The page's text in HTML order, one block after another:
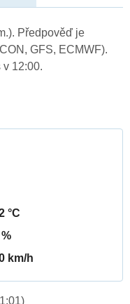
Předpověď je
GFS, ECMWF).
12:00.
°C
km/h